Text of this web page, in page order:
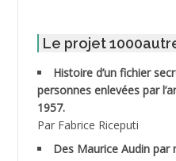
ABDELMOUMENE Ahmed
ABDESMED Mohamed ben
ABDESSELAMI Kouider
Le projet
Histoire d’un fichier
personnes enlevées par
1957.
Par Fabrice Riceputi
Des Maurice Audin par